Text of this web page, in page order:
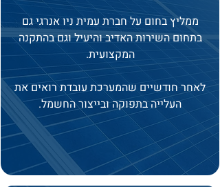
ממליץ בחום על חברת עמית ניו אנרגי גם
בתחום השירות האדיב והיעיל וגם בהתקנה
המקצועית.
לאחר חודשיים שהמערכת עובדת רואים את
העלייה בתפוקה ובייצור החשמל.